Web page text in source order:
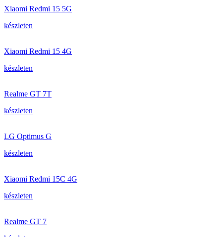
Xiaomi Redmi 15 5G
készleten
Xiaomi Redmi 15 4G
készleten
Realme GT 7T
készleten
LG Optimus G
készleten
Xiaomi Redmi 15C 4G
készleten
Realme GT 7